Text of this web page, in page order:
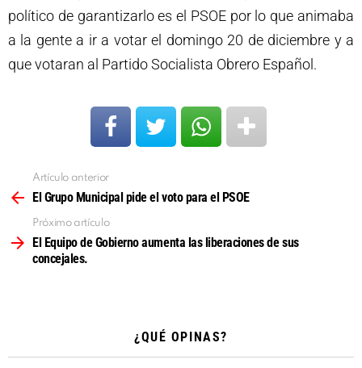
político de garantizarlo es el PSOE por lo que animaba
a la gente a ir a votar el domingo 20 de diciembre y a
que votaran al Partido Socialista Obrero Español.
más
Artículo anterior
El Grupo Municipal pide el voto para el PSOE
Próximo artículo
El Equipo de Gobierno aumenta las liberaciones de sus
concejales.
¿QUÉ OPINAS?